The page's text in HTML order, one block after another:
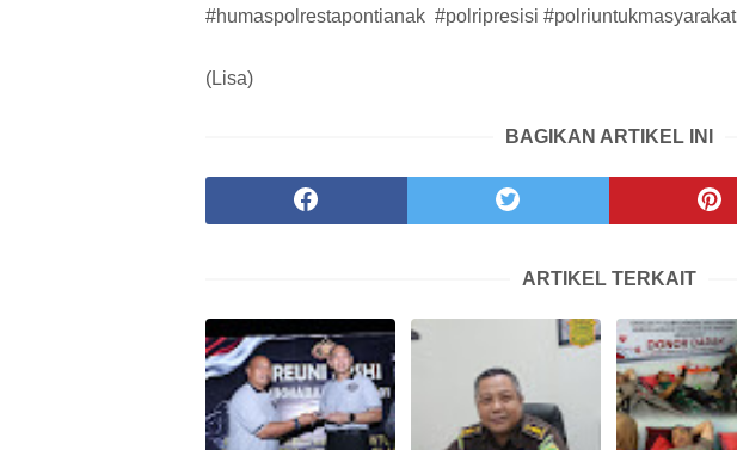
#humaspolrestapontianak #polripresisi #polriuntukmasyarakat
(Lisa)
BAGIKAN ARTIKEL INI
ARTIKEL TERKAIT